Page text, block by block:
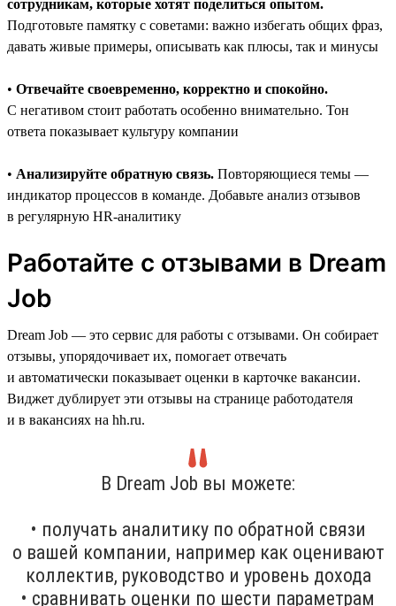
сотрудникам, которые хотят поделиться опытом.
Подготовьте памятку с советами: важно избегать общих фраз,
давать живые примеры, описывать как плюсы, так и минусы
• Отвечайте своевременно, корректно и спокойно.
С негативом стоит работать особенно внимательно. Тон
ответа показывает культуру компании
• Анализируйте обратную связь. Повторяющиеся темы —
индикатор процессов в команде. Добавьте анализ отзывов
в регулярную HR-аналитику
Работайте с отзывами в Dream
Job
Dream Job — это сервис для работы с отзывами. Он собирает
отзывы, упорядочивает их, помогает отвечать
и автоматически показывает оценки в карточке вакансии.
Виджет дублирует эти отзывы на странице работодателя
и в вакансиях на hh.ru.
В Dream Job вы можете:
• получать аналитику по обратной связи
о вашей компании, например как оценивают
коллектив, руководство и уровень дохода
• сравнивать оценки по шести параметрам